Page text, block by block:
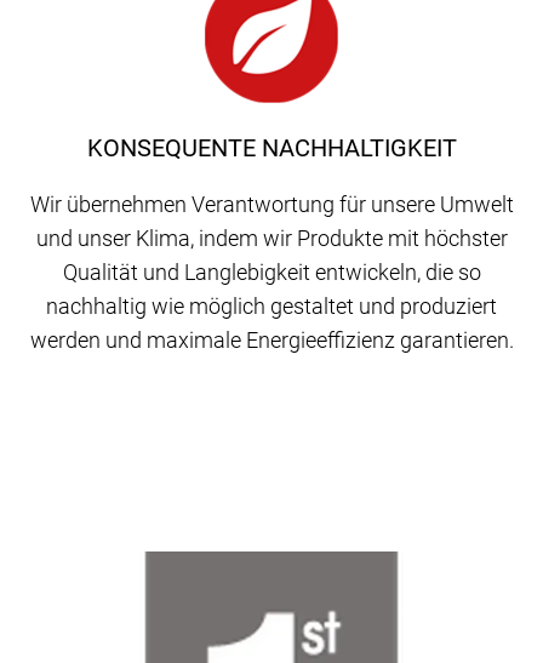
KONSEQUENTE NACHHALTIGKEIT
Wir übernehmen Verantwortung für unsere Umwelt
und unser Klima, indem wir Produkte mit höchster
Qualität und Langlebigkeit entwickeln, die so
nachhaltig wie möglich gestaltet und produziert
werden und maximale Energieeffizienz garantieren.